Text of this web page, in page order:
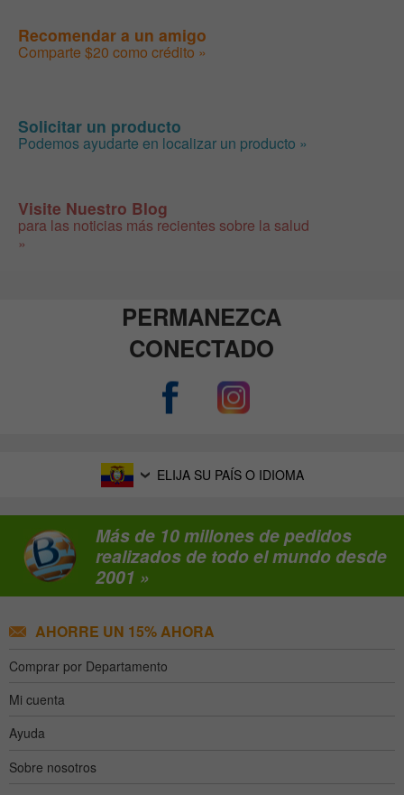
Recomendar a un amigo
Comparte $20 como crédito »
Solicitar un producto
Podemos ayudarte en localizar un producto »
Visite Nuestro Blog
para las noticias más recientes sobre la salud
»
PERMANEZCA
CONECTADO
ELIJA SU PAÍS O IDIOMA
Más de 10 millones de pedidos
realizados de todo el mundo desde
2001 »
AHORRE UN 15% AHORA
Comprar por Departamento
Mi cuenta
Ayuda
Sobre nosotros